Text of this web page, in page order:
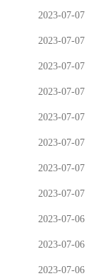
2023-07-07
2023-07-07
2023-07-07
2023-07-07
2023-07-07
2023-07-07
2023-07-07
2023-07-07
2023-07-06
2023-07-06
2023-07-06